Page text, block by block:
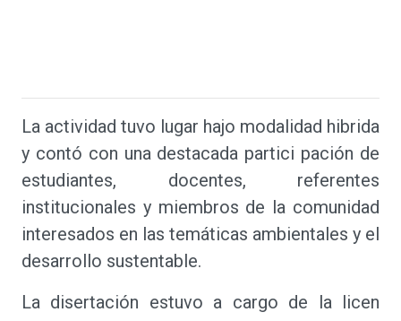
La actividad tuvo lugar hajo modalidad hibrida
y contó con una destacada partici pación de
estudiantes, docentes, referentes
institucionales y miembros de la comunidad
interesados en las temáticas ambientales y el
desarrollo sustentable.
La disertación estuvo a cargo de la licen